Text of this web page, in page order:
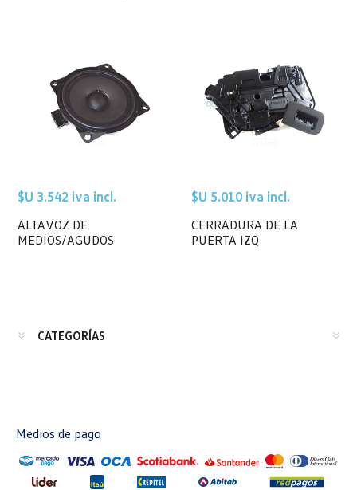
$U 3.542 iva incl.
ALTAVOZ DE
MEDIOS/AGUDOS
$U 5.010 iva incl.
CERRADURA DE LA
PUERTA IZQ
CATEGORÍAS
Medios de pago